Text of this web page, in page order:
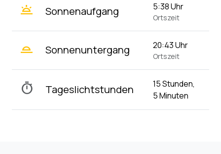
wb_twilight Sonnenaufgang 5:38 Uhr
Ortszeit
wb_twilight_2 Sonnenuntergang 20:43 Uhr
Ortszeit
timer Tageslichtstunden
15 Stunden,
5 Minuten